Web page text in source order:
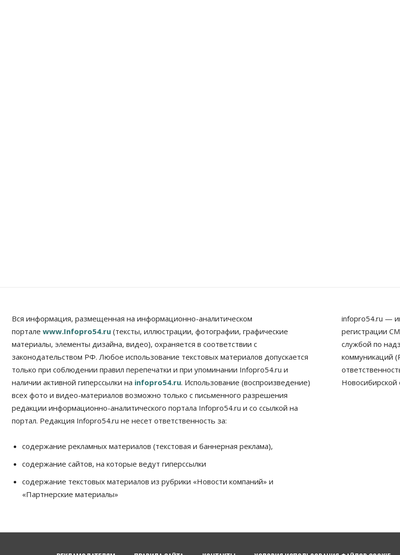
Вся информация, размещенная на информационно-аналитическом
портале www.Infopro54.ru (тексты, иллюстрации, фотографии, графические
материалы, элементы дизайна, видео), охраняется в соответствии с
законодательством РФ. Любое использование текстовых материалов допускается
только при соблюдении правил перепечатки и при упоминании Infopro54.ru и
наличии активной гиперссылки на infopro54.ru. Использование (воспроизведение)
всех фото и видео-материалов возможно только с письменного разрешения
редакции информационно-аналитического портала Infopro54.ru и со ссылкой на
портал. Редакция Infopro54.ru не несет ответственность за:
содержание рекламных материалов (текстовая и баннерная реклама),
содержание сайтов, на которые ведут гиперссылки
содержание текстовых материалов из рубрики «Новости компаний» и
«Партнерские материалы»
infopro54.ru —
регистрации
службой по
коммуникаций
Новосибирской